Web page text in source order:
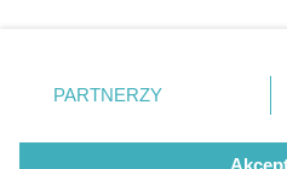
Gliwice
prywatności znajdujący się w
. Niektóre rodzaje
zgody użytkownika, ale masz
takiemu przetwarzaniu.
PARTNERZY